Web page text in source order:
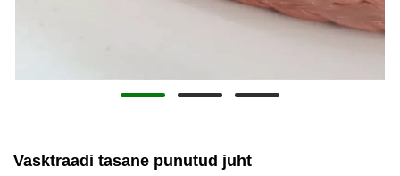
Vasktraadi tasane punutud juht